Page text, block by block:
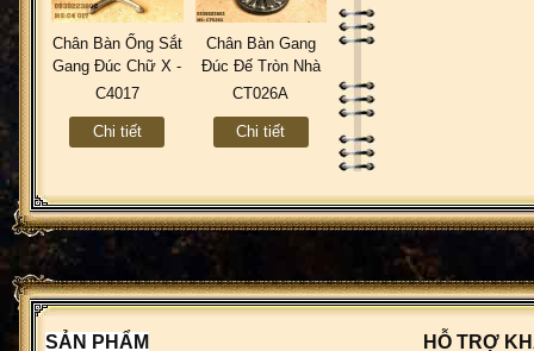
Chân Bàn Ống Sắt
Gang Đúc Chữ X -
Coffee Trà Sữa
C4017
Chi tiết
Chân Bàn Gang
Đúc Đế Tròn Nhà
Hàng Cafe Kiểu
Ngoài Trời
CT026A
Chi tiết
SẢN PHẨM HỖ TRỢ